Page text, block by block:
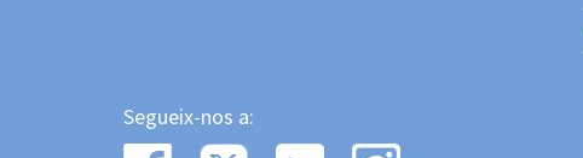
Segueix-nos a: